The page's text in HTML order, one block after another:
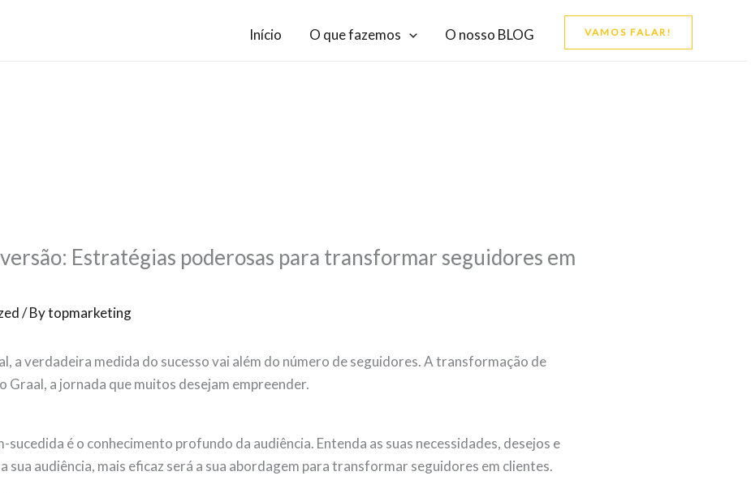
Início O que fazemos O nosso BLOG VAMOS FALAR!
Estratégias poderosas para transformar seguidores em
/ Bytopmarketing
a verdadeira medida do sucesso vai além do número de seguidores. A transformação de
Graal, a jornada que muitos desejam empreender.
é o conhecimento profundo da audiência. Entenda as suas necessidades, desejos e
sua audiência, mais eficaz será a sua abordagem para transformar seguidores em clientes.